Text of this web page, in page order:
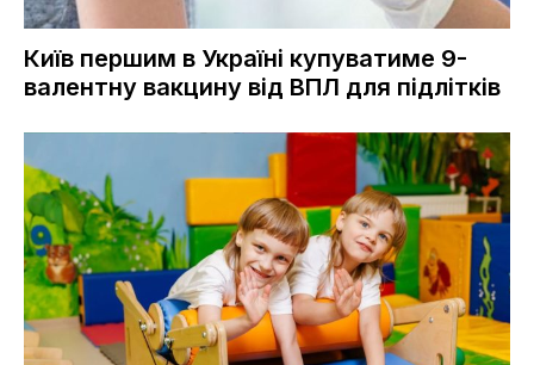
Київ першим в Україні купуватиме 9-
валентну вакцину від ВПЛ для підлітків